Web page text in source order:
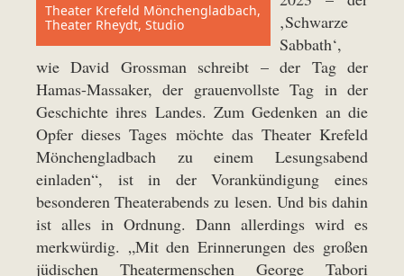
Theater Krefeld Mönchengladbach,
Theater Rheydt, Studio
‚Schwarze
Sabbath‘,
wie David Grossman schreibt – der Tag der
Hamas-Massaker, der grauenvollste Tag in der
Geschichte ihres Landes. Zum Gedenken an die
Opfer dieses Tages möchte das Theater Krefeld
Mönchengladbach zu einem Lesungsabend
einladen“, ist in der Vorankündigung eines
besonderen Theaterabends zu lesen. Und bis dahin
ist alles in Ordnung. Dann allerdings wird es
merkwürdig. „Mit den Erinnerungen des großen
jüdischen Theatermenschen George Tabori